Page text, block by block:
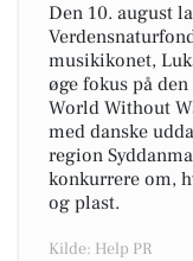
Den 10. august
musikikonet,
øge fokus på
World Without
med danske
region
konkurrere om,
og plast.
Kilde: Help PR